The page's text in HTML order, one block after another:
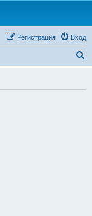
Вход
Регистрация